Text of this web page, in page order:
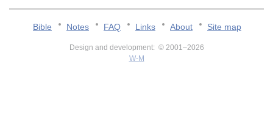
Bible Notes FAQ Links About Site map
Design and development: © 2001–2026
W-M